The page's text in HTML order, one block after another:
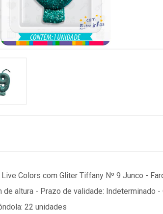
Colors com Gliter Tiffany Nº 9 Junco -
de altura - Prazo de validade: Indeterminado
22 unidades